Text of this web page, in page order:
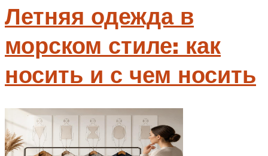
Летняя одежда в
морском стиле: как
носить и с чем носить